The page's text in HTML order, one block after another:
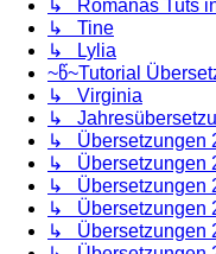
↳ Romanas Tuts
↳ Tine
↳ Lylia
~წ~Tutorial
↳ Virginia
↳
↳ Übersetzungen
↳ Übersetzungen
↳ Übersetzungen
↳ Übersetzungen
↳ Übersetzungen